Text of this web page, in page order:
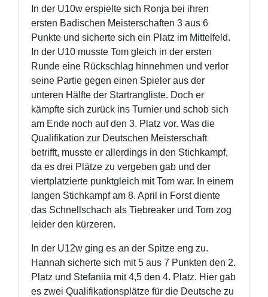
In der U10w erspielte sich Ronja bei ihren
ersten Badischen Meisterschaften 3 aus 6
Punkte und sicherte sich ein Platz im Mittelfeld.
In der U10 musste Tom gleich in der ersten
Runde eine Rückschlag hinnehmen und verlor
seine Partie gegen einen Spieler aus der
unteren Hälfte der Startrangliste. Doch er
kämpfte sich zurück ins Turnier und schob sich
am Ende noch auf den 3. Platz vor. Was die
Qualifikation zur Deutschen Meisterschaft
betrifft, musste er allerdings in den Stichkampf,
da es drei Plätze zu vergeben gab und der
viertplatzierte punktgleich mit Tom war. In einem
langen Stichkampf am 8. April in Forst diente
das Schnellschach als Tiebreaker und Tom zog
leider den kürzeren.
In der U12w ging es an der Spitze eng zu.
Hannah sicherte sich mit 5 aus 7 Punkten den 2.
Platz und Stefaniia mit 4,5 den 4. Platz. Hier gab
es zwei Qualifikationsplätze für die Deutsche zu